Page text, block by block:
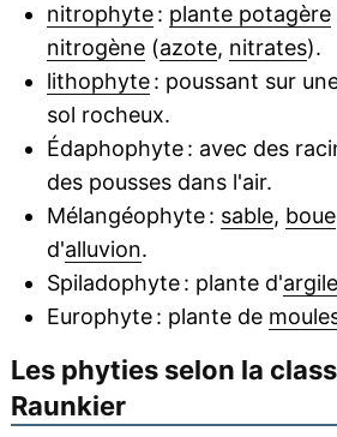
nitrophyte: plante potagère
nitrogène(azote, nitrates).
lithophyte: poussant sur
sol rocheux.
Édaphophyte : avec des
des pousses dans l'air.
Mélangéophyte : sable, boue
d'alluvion.
Spiladophyte : plante d'argile
Europhyte : plante de
Les phyties selon la
Raunkier